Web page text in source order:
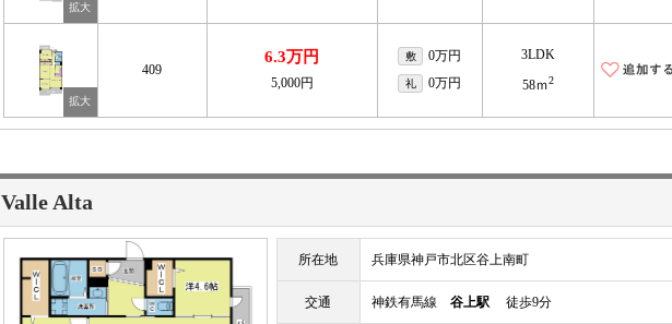
409
6.3万円
5,000円
敷 0万円
礼 0万円
3LDK
58ｍ2
Valle Alta
所在地 兵庫県神戸市北区谷上南町
交通 神鉄有馬線 谷上駅徒歩9分